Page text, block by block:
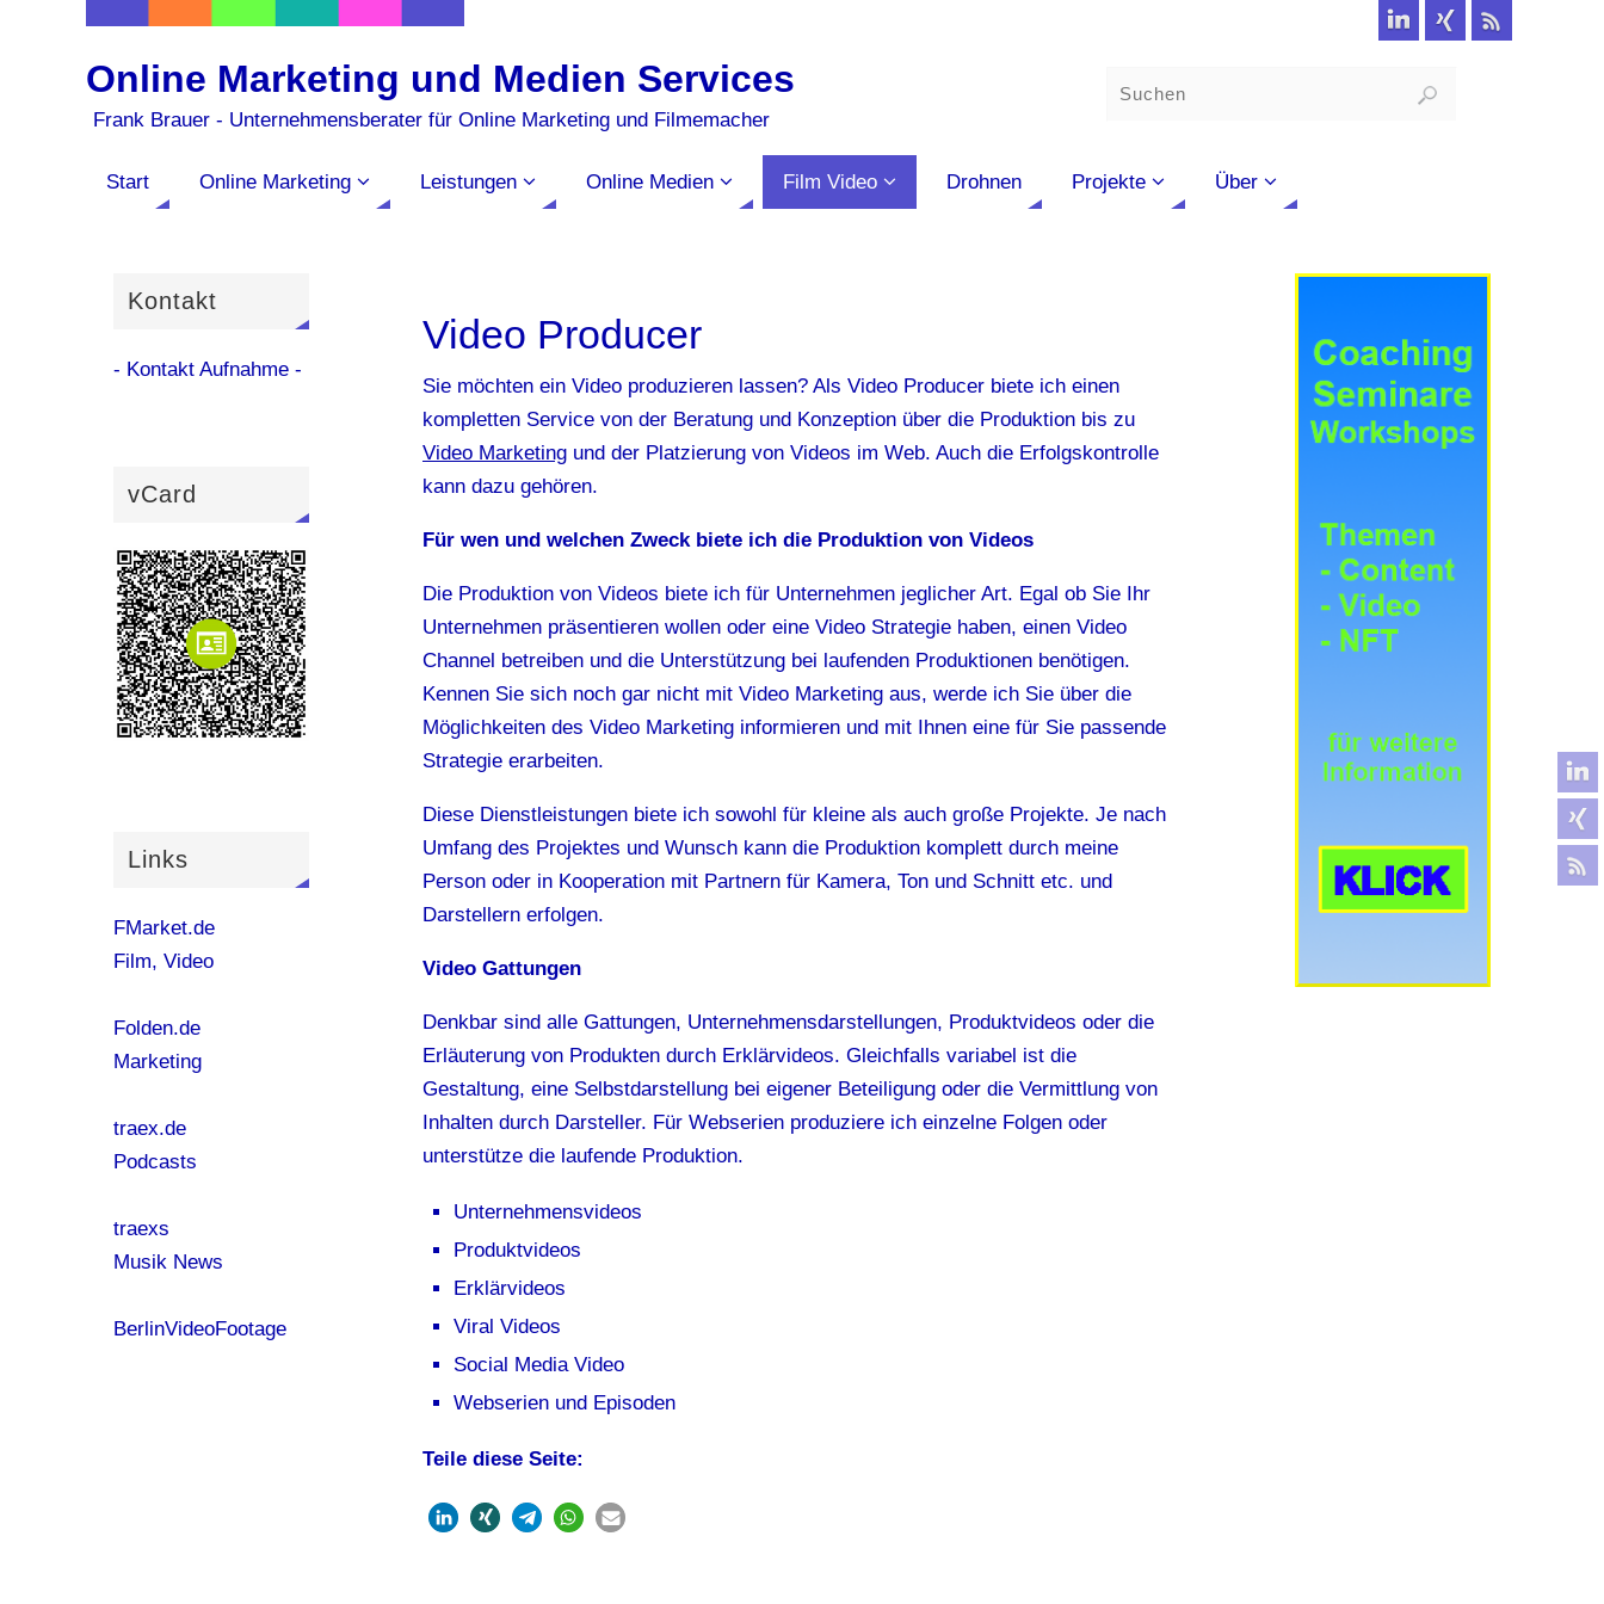
Online Marketing und Medien Services
Frank Brauer - Unternehmensberater für Online Marketing und Filmemacher
Start Online Marketing Leistungen Online Medien Film Video Drohnen Projekte Über
Video Producer
Sie möchten ein Video produzieren lassen? Als Video Producer biete ich einen
kompletten Service von der Beratung und Konzeption über die Produktion bis zu
Video Marketing und der Platzierung von Videos im Web. Auch die Erfolgskontrolle
kann dazu gehören.
Für wen und welchen Zweck biete ich die Produktion von Videos
Die Produktion von Videos biete ich für Unternehmen jeglicher Art. Egal ob Sie Ihr
Unternehmen präsentieren wollen oder eine Video Strategie haben, einen Video
Channel betreiben und die Unterstützung bei laufenden Produktionen benötigen.
Kennen Sie sich noch gar nicht mit Video Marketing aus, werde ich Sie über die
Möglichkeiten des Video Marketing informieren und mit Ihnen eine für Sie passende
Strategie erarbeiten.
Diese Dienstleistungen biete ich sowohl für kleine als auch große Projekte. Je nach
Umfang des Projektes und Wunsch kann die Produktion komplett durch meine
Person oder in Kooperation mit Partnern für Kamera, Ton und Schnitt etc. und
Darstellern erfolgen.
Video Gattungen
Denkbar sind alle Gattungen, Unternehmensdarstellungen, Produktvideos oder die
Erläuterung von Produkten durch Erklärvideos. Gleichfalls variabel ist die
Gestaltung, eine Selbstdarstellung bei eigener Beteiligung oder die Vermittlung von
Inhalten durch Darsteller. Für Webserien produziere ich einzelne Folgen oder
unterstütze die laufende Produktion.
Unternehmensvideos
Produktvideos
Erklärvideos
Viral Videos
Social Media Video
Webserien und Episoden
Teile diese Seite:
Kontakt
- Kontakt Aufnahme -
vCard
Links
FMarket.de
Film, Video
Folden.de
Marketing
traex.de
Podcasts
traexs
Musik News
BerlinVideoFootage